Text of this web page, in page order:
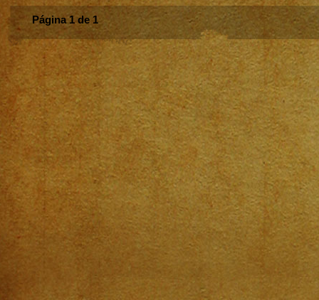
Página 1 de 1